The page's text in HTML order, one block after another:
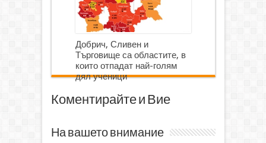
Добрич, Сливен и
Търговище са областите, в
които отпадат най-голям
дял ученици
Коментирайте и Вие
На вашето внимание